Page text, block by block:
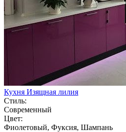
Кухня Изящная лилия
Стиль:
Современный
Цвет:
Фиолетовый, Фуксия, Шампань